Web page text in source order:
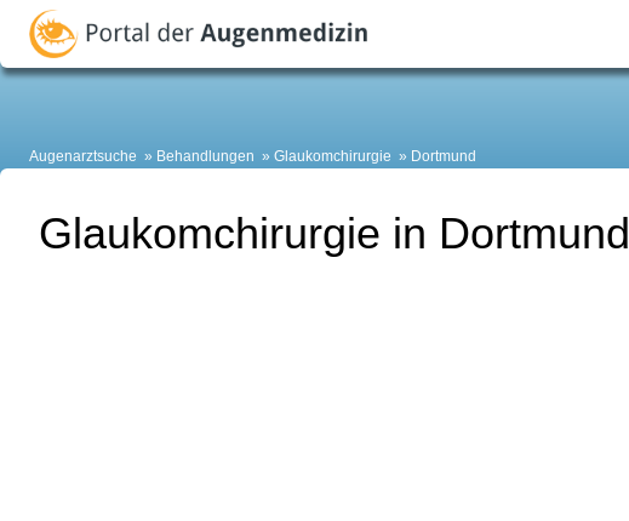
Augenarztsuche Behandlungen Glaukomchirurgie Dortmund
Glaukomchirurgie in Dortmund